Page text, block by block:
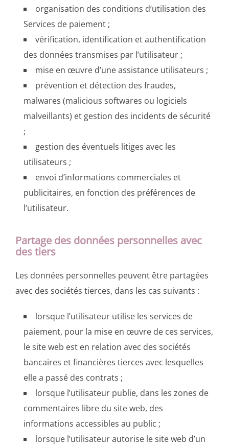
organisation des conditions d’utilisation des
Services de paiement ;
vérification, identification et authentification
des données transmises par l’utilisateur ;
mise en œuvre d’une assistance utilisateurs ;
prévention et détection des fraudes,
malwares (malicious softwares ou logiciels
malveillants) et gestion des incidents de sécurité
;
gestion des éventuels litiges avec les
utilisateurs ;
envoi d’informations commerciales et
publicitaires, en fonction des préférences de
l’utilisateur.
Partage des données personnelles avec
des tiers
Les données personnelles peuvent être partagées
avec des sociétés tierces, dans les cas suivants :
lorsque l’utilisateur utilise les services de
paiement, pour la mise en œuvre de ces services,
le site web est en relation avec des sociétés
bancaires et financières tierces avec lesquelles
elle a passé des contrats ;
lorsque l’utilisateur publie, dans les zones de
commentaires libre du site web, des
informations accessibles au public ;
lorsque l’utilisateur autorise le site web d’un